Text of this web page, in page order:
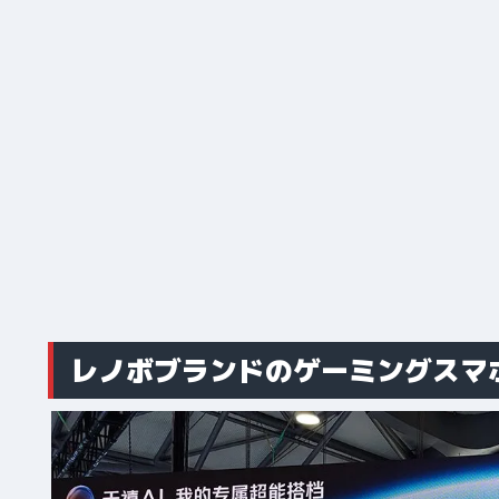
レノボブランドのゲーミングスマ